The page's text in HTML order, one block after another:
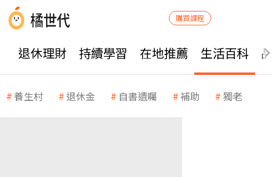
購買課程
退休理財 持續學習 在地推薦 生活百科
養生村 退休金 自書遺囑 補助 獨老